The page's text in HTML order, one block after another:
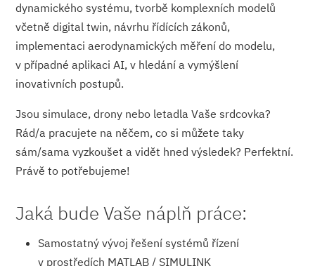
dynamického systému, tvorbě komplexních modelů
včetně digital twin, návrhu řídících zákonů,
implementaci aerodynamických měření do modelu,
v případné aplikaci AI, v hledání a vymýšlení
inovativních postupů.
Jsou simulace, drony nebo letadla Vaše srdcovka?
Rád/a pracujete na něčem, co si můžete taky
sám/sama vyzkoušet a vidět hned výsledek? Perfektní.
Právě to potřebujeme!
Jaká bude Vaše náplň práce:
Samostatný vývoj řešení systémů řízení
v prostředích MATLAB / SIMULINK